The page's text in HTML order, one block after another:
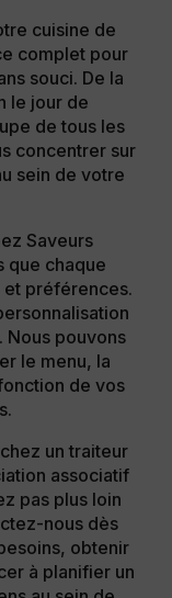
cuisine de
complet pour
souci. De la
le jour de
de tous les
concentrer sur
sein de votre
Saveurs
que chaque
et préférences.
Nous pouvons
le menu, la
de vos
un traiteur
associatif
pas plus loin
nous dès
obtenir
à planifier un